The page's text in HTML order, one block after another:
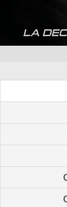
LA